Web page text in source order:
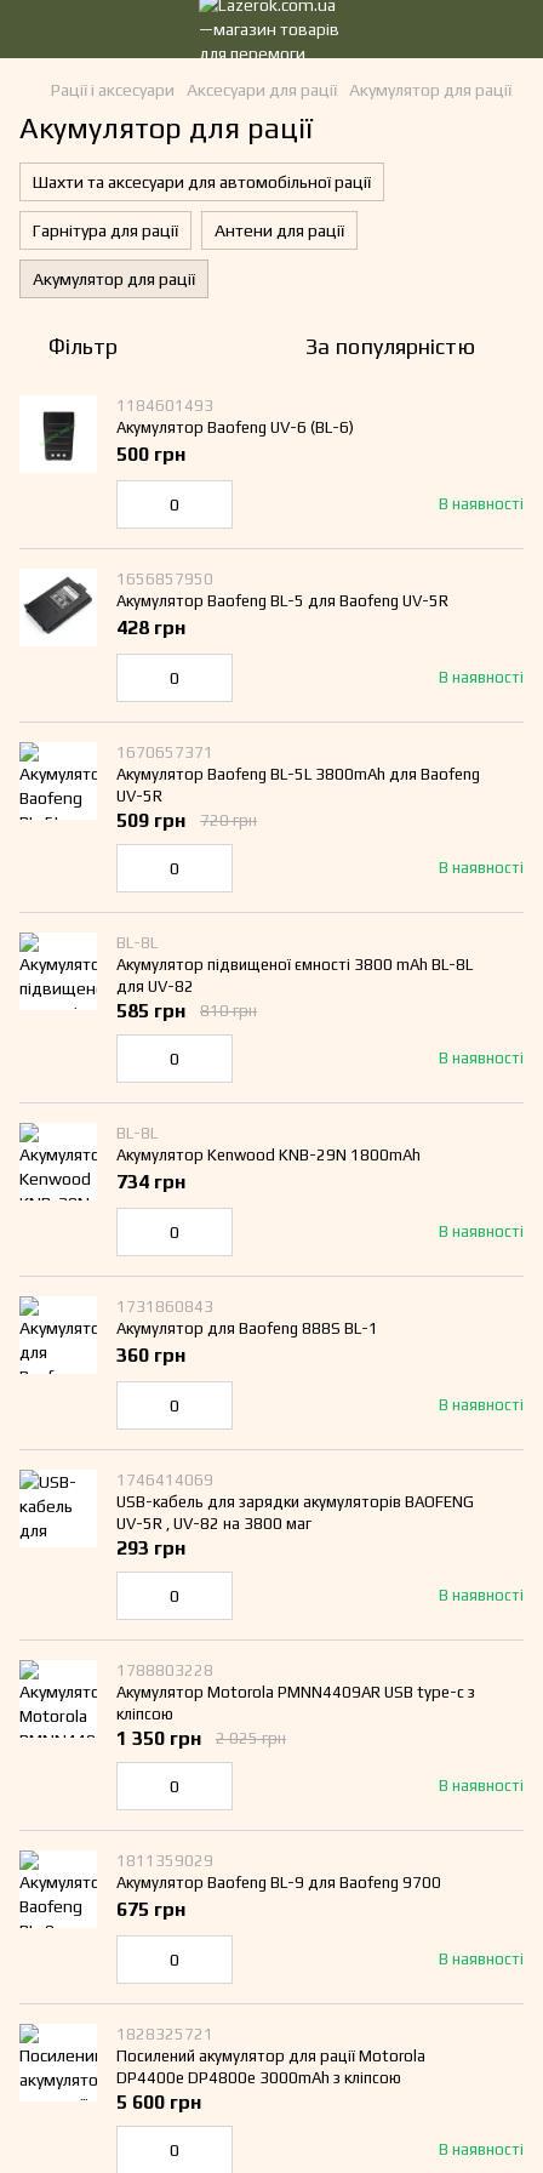
Рації і аксесуари Аксесуари для рації Акумулятор для рації
Акумулятор для рації
Шахти та аксесуари для автомобільної рації
Гарнітура для рації Антени для рації
Акумулятор для рації
Фільтр За популярністю
1184601493
Акумулятор Baofeng UV-6 (BL-6)
В наявності
500 грн
1656857950
Акумулятор Baofeng BL-5 для Baofeng UV-5R
В наявності
428 грн
1670657371
Акумулятор Baofeng BL-5L 3800mAh для Baofeng
UV-5R
В наявності
509 грн 720 грн
BL-8L
Акумулятор підвищеної ємності 3800 mAh BL-8L
для UV-82
В наявності
585 грн 810 грн
BL-8L
Акумулятор Kenwood KNB-29N 1800mAh
В наявності
734 грн
1731860843
Акумулятор для Baofeng 888S BL-1
В наявності
360 грн
1746414069
USB-кабель для зарядки акумуляторів BAOFENG
UV-5R , UV-82 на 3800 маг
В наявності
293 грн
1788803228
Акумулятор Motorola PMNN4409AR USB type-c з
кліпсою
В наявності
1 350 грн 2 025 грн
1811359029
Акумулятор Baofeng BL-9 для Baofeng 9700
В наявності
675 грн
1828325721
Посилений акумулятор для рації Motorola
DP4400е DP4800е 3000mAh з кліпсою
В наявності
5 600 грн